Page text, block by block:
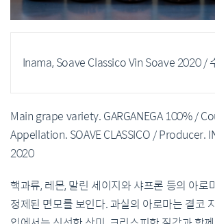
Inama, Soave Classico Vin Soave 2020 /
Main grape variety. GARGANEGA 100% /
Appellation. SOAVE CLASSICO / Producer.
2020
핵과류, 레몬, 말린 세이지와 샤프론 등의 아로
정제된 면모를 보인다. 과실의 아로마는 결코